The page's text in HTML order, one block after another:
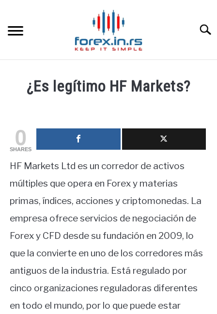
content
LOS MEJORES CORREDORES DE DIVISAS
LA INVERSIÓN
PAMM
¿Es legítimo HF Markets?
in
financiera
0
SHARES
HF Markets Ltd es un corredor de activos
múltiples que opera en Forex y materias
primas, índices, acciones y criptomonedas. La
empresa ofrece servicios de negociación de
Forex y CFD desde su fundación en 2009, lo
que la convierte en uno de los corredores más
antiguos de la industria. Está regulado por
cinco organizaciones reguladoras diferentes
en todo el mundo, por lo que puede estar